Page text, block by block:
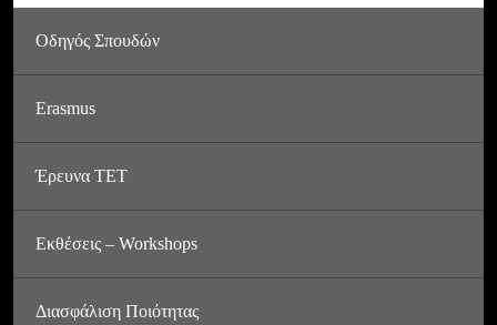
Οδηγός Σπουδών
Εrasmus
Έρευνα ΤΕΤ
Εκθέσεις – Workshops
Διασφάλιση Ποιότητας